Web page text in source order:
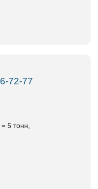
72-77
5 тонн,